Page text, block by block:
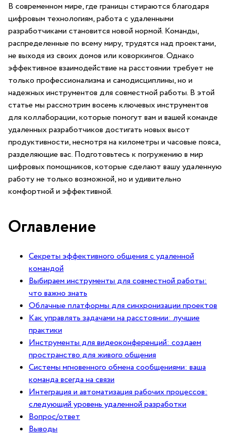
В ‍современном мире, где границы стираются благодаря
цифровым технологиям, работа с удаленными
разработчиками становится новой нормой. Команды,
распределенные‌ по всему миру, трудятся над проектами,
не выходя из своих домов или коворкингов. Однако
эффективное взаимодействие на расстоянии требует не​
только ⁢профессионализма и​ самодисциплины, но и
надежных инструментов для совместной работы. ‌В этой
статье мы рассмотрим восемь ключевых инструментов⁢
для коллаборации, которые помогут вам и вашей команде⁣
удаленных разработчиков достигать новых высот
продуктивности, несмотря на километры и часовые пояса,
разделяющие вас. Подготовьтесь к погружению в мир
цифровых помощников, которые сделают⁣ вашу удаленную
работу не только⁣ возможной, но и удивительно
комфортной и эффективной.
Оглавление
Секреты эффективного общения с удаленной​
командой
Выбираем инструменты для ⁤совместной работы:
что важно знать
Облачные платформы для синхронизации проектов
Как управлять задачами на расстоянии: лучшие
практики
Инструменты для видеоконференций: ⁣создаем
пространство для живого общения
Системы мгновенного обмена сообщениями: ваша
команда ⁢всегда на связи
Интеграция и автоматизация рабочих процессов:
следующий уровень удаленной разработки
Вопрос/ответ
Выводы